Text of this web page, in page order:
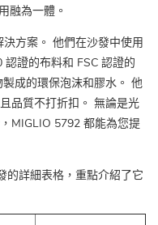
融為一體。
方案。 他們在沙發中使用
證的布料和 FSC 認證的
成的環保泡沫和膠水。 他
品質不打折扣。 無論是光
MIGLIO 5792 都能為您提
的詳細表格，重點介紹了它